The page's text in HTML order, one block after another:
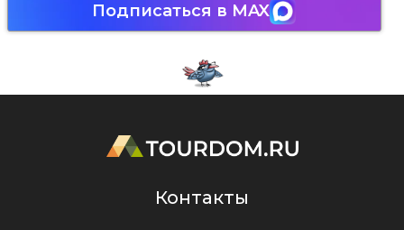
Подписаться в MAX
Контакты